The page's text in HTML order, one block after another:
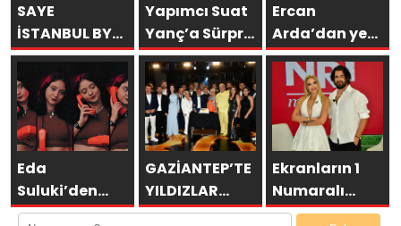
SAYE
İSTANBUL BY
ARAKİ
GÖRKEMLİ BİR
AÇILIŞLA
KAPILARINI
AÇTI!
Yapımcı Suat
Yanç’a Sürpriz
Doğum Günü
Kutlaması!
Ercan
Arda’dan yeni
tekli… ‘Bu
sevda bitmez’
Eda
Suluki’den
Yeni Tekli:
GAZİANTEP’TE
YILDIZLAR
GEÇİDİ:
Ekranların 1
Numaralı
programı NR1